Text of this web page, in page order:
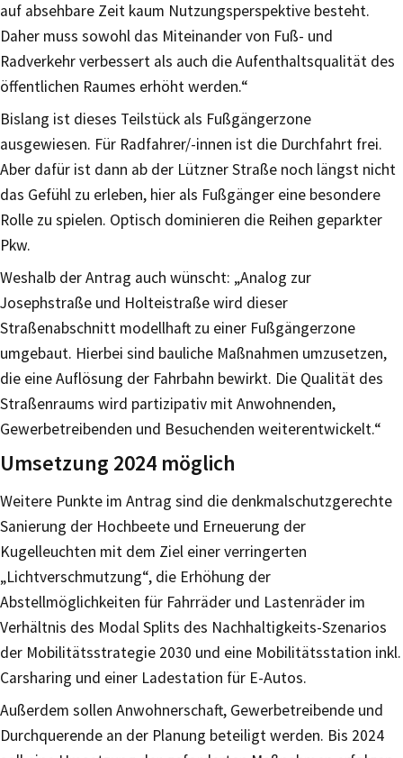
auf absehbare Zeit kaum Nutzungsperspektive besteht.
Daher muss sowohl das Miteinander von Fuß- und
Radverkehr verbessert als auch die Aufenthaltsqualität des
öffentlichen Raumes erhöht werden.“
Bislang ist dieses Teilstück als Fußgängerzone
ausgewiesen. Für Radfahrer/-innen ist die Durchfahrt frei.
Aber dafür ist dann ab der Lützner Straße noch längst nicht
das Gefühl zu erleben, hier als Fußgänger eine besondere
Rolle zu spielen. Optisch dominieren die Reihen geparkter
Pkw.
Weshalb der Antrag auch wünscht: „Analog zur
Josephstraße und Holteistraße wird dieser
Straßenabschnitt modellhaft zu einer Fußgängerzone
umgebaut. Hierbei sind bauliche Maßnahmen umzusetzen,
die eine Auflösung der Fahrbahn bewirkt. Die Qualität des
Straßenraums wird partizipativ mit Anwohnenden,
Gewerbetreibenden und Besuchenden weiterentwickelt.“
Umsetzung 2024 möglich
Weitere Punkte im Antrag sind die denkmalschutzgerechte
Sanierung der Hochbeete und Erneuerung der
Kugelleuchten mit dem Ziel einer verringerten
„Lichtverschmutzung“, die Erhöhung der
Abstellmöglichkeiten für Fahrräder und Lastenräder im
Verhältnis des Modal Splits des Nachhaltigkeits-Szenarios
der Mobilitätsstrategie 2030 und eine Mobilitätsstation inkl.
Carsharing und einer Ladestation für E-Autos.
Außerdem sollen Anwohnerschaft, Gewerbetreibende und
Durchquerende an der Planung beteiligt werden. Bis 2024